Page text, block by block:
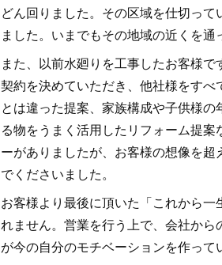
どん回りました。その区域を仕切っ
ました。いまでもその地域の近くを通
また、以前水廻りを工事したお客様
契約を決めていただき、他社様をす
とは違った提案、家族構成や子供様
る物をうまく活用したリフォーム提
ーがありましたが、お客様の想像を
でくださいました。
お客様より最後に頂いた「これから
れません。営業を行う上で、会社か
が今の自分のモチベーションを作って